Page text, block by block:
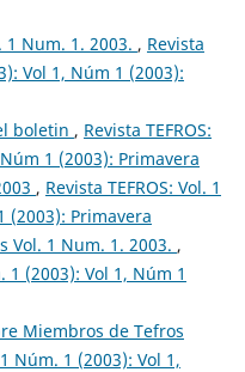
1 Num. 1. 2003. , Revista
Vol 1, Núm 1 (2003):
boletin , Revista TEFROS:
1 (2003): Primavera
, Revista TEFROS: Vol. 1
(2003): Primavera
Vol. 1 Num. 1. 2003. ,
1 (2003): Vol 1, Núm 1
Miembros de Tefros
Núm. 1 (2003): Vol 1,